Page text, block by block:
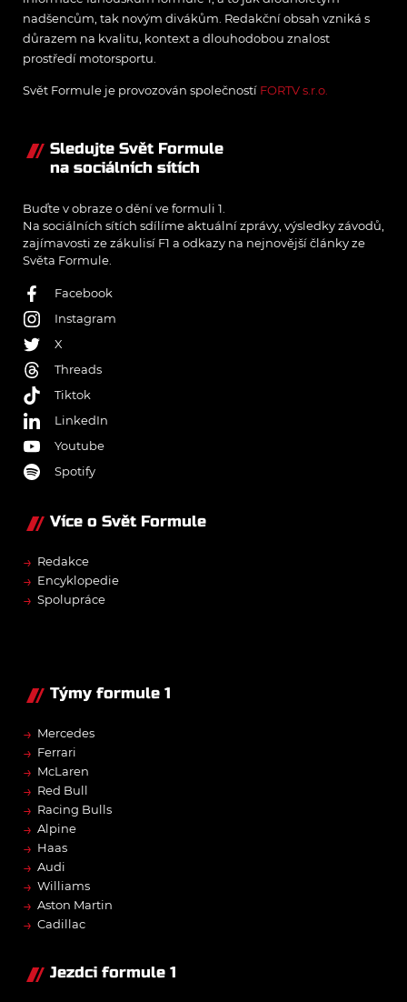
nadšencům, tak novým divákům. Redakční obsah vzniká s
důrazem na kvalitu, kontext a dlouhodobou znalost
prostředí motorsportu.
Svět Formule je provozován společností FORTV s.r.o.
Sledujte Svět Formule
na sociálních sítích
Buďte v obraze o dění ve formuli 1.
Na sociálních sítích sdílíme aktuální zprávy, výsledky závodů,
zajímavosti ze zákulisí F1 a odkazy na nejnovější články ze
Světa Formule.
Facebook
Instagram
X
Threads
Tiktok
LinkedIn
Youtube
Spotify
Více o Svět Formule
→ Redakce
→ Encyklopedie
→ Spolupráce
Týmy formule 1
→ Mercedes
→ Ferrari
→ McLaren
→ Red Bull
→ Racing Bulls
→ Alpine
→ Haas
→ Audi
→ Williams
→ Aston Martin
→ Cadillac
Jezdci formule 1